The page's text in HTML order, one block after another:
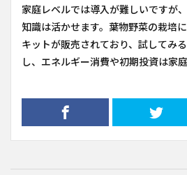
家庭レベルでは導入が難しいですが
知識は活かせます。葉物野菜の栽培
キットが販売されており、試してみ
し、エネルギー消費や初期投資は家庭